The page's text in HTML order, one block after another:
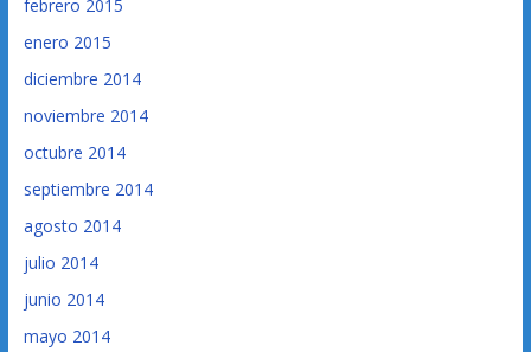
febrero 2015
enero 2015
diciembre 2014
noviembre 2014
octubre 2014
septiembre 2014
agosto 2014
julio 2014
junio 2014
mayo 2014